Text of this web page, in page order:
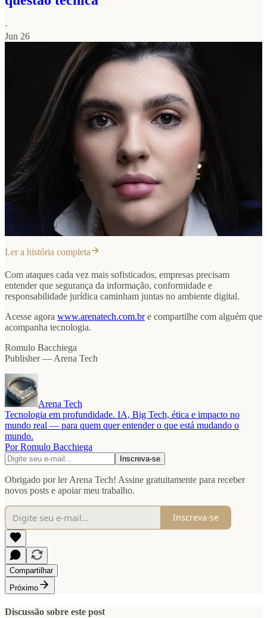
·
Jun 26
Ler a história completa
Com ataques cada vez mais sofisticados, empresas precisam
entender que segurança da informação, conformidade e
responsabilidade jurídica caminham juntas no ambiente digital.
Acesse agora www.arenatech.com.bre compartilhe com alguém que
acompanha tecnologia.
Romulo Bacchiega
Publisher — Arena Tech
Arena Tech
Tecnologia em profundidade. IA, Big Tech, ética e impacto no
mundo real — para quem quer entender o que está mudando o
mundo.
Por Romulo Bacchiega
Obrigado por ler Arena Tech! Assine gratuitamente para receber
novos posts e apoiar meu trabalho.
Inscreva-se
Compartilhar
Próximo
Discussão sobre este post